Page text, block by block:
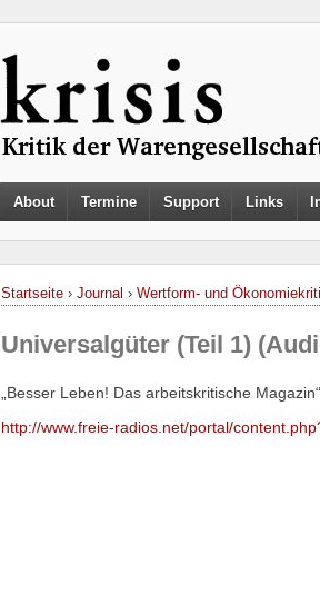
About Termine Support Links
Startseite › Journal › Wertform- und
Universalgüter (Teil 1)
„Besser Leben! Das arbeitskritische
http://www.freie-radios.net/portal/